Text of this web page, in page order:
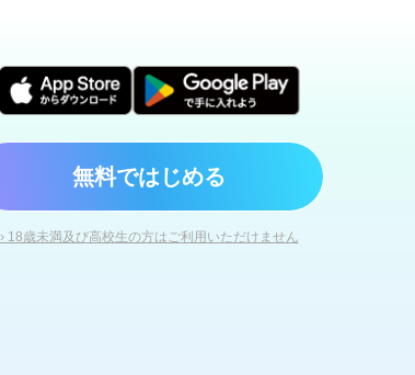
無料ではじめる
› 18歳未満及び高校生の方はご利用いただけません